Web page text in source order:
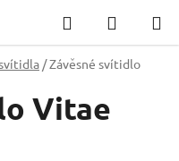
Hledat
KOŠÍK
/Závěsné svítidlo
Vitae